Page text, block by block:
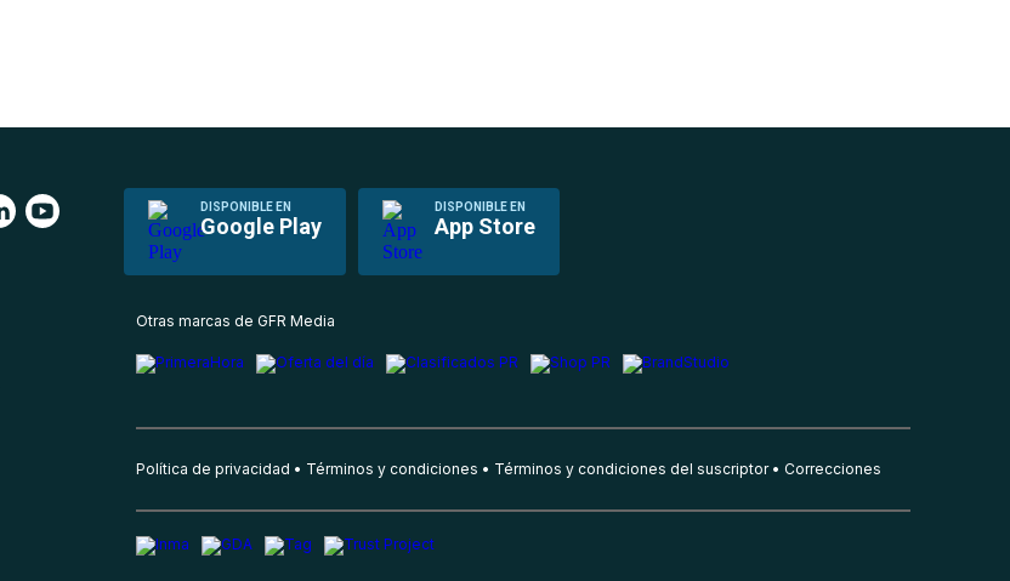
DISPONIBLE EN
Google Play
DISPONIBLE EN
App Store
Otras marcas de GFR Media
Política de privacidad Términos y condiciones Términos y condiciones del suscriptor Correcciones